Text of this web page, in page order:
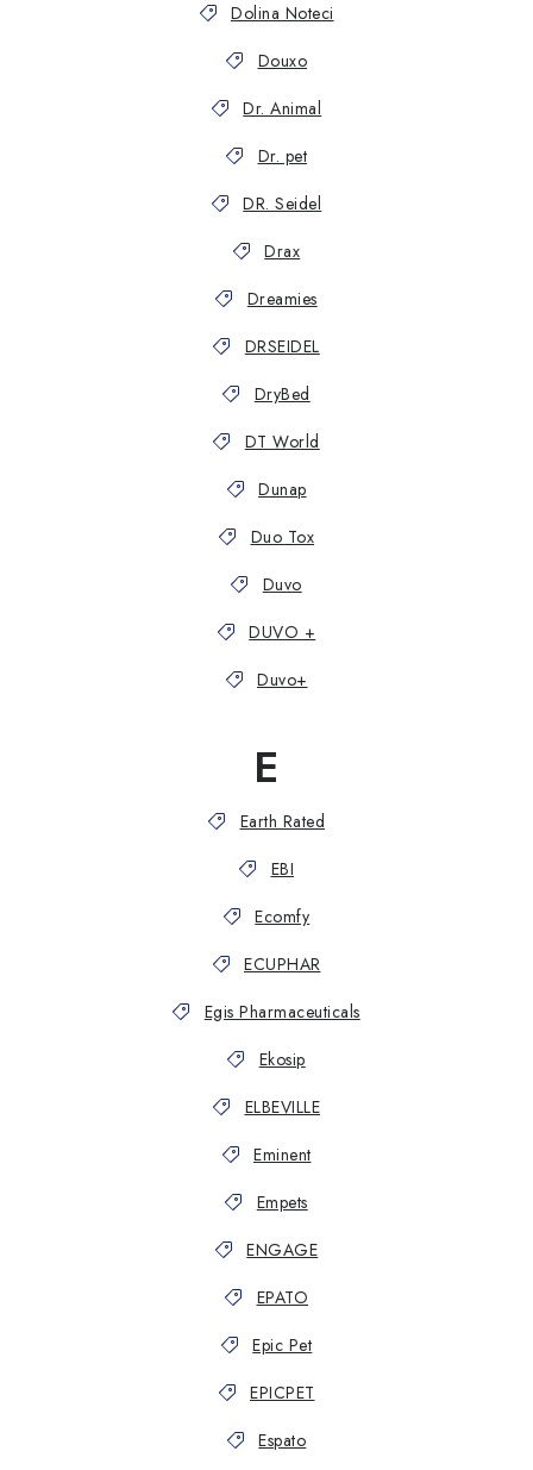
Dolina Noteci
Douxo
Dr. Animal
Dr. pet
DR. Seidel
Drax
Dreamies
DRSEIDEL
DryBed
DT World
Dunap
Duo Tox
Duvo
DUVO +
Duvo+
E
Earth Rated
EBI
Ecomfy
ECUPHAR
Egis Pharmaceuticals
Ekosip
ELBEVILLE
Eminent
Empets
ENGAGE
EPATO
Epic Pet
EPICPET
Espato